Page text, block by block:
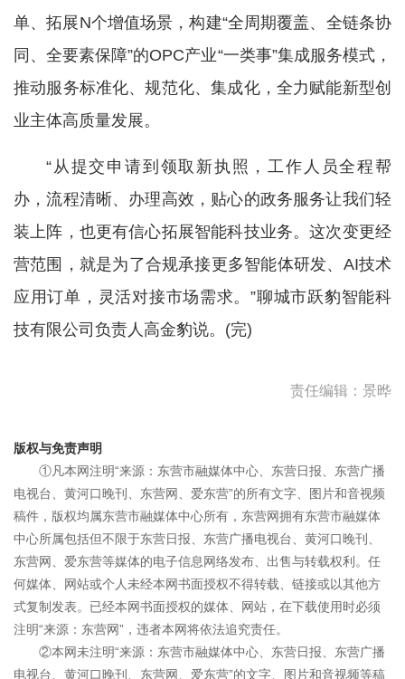
单、拓展N个增值场景，构建“全周期覆盖、全链条协
同、全要素保障”的OPC产业“一类事”集成服务模式，
推动服务标准化、规范化、集成化，全力赋能新型创
业主体高质量发展。
“从提交申请到领取新执照，工作人员全程帮
办，流程清晰、办理高效，贴心的政务服务让我们轻
装上阵，也更有信心拓展智能科技业务。这次变更经
营范围，就是为了合规承接更多智能体研发、AI技术
应用订单，灵活对接市场需求。”聊城市跃豹智能科
技有限公司负责人高金豹说。(完)
责任编辑：景晔
版权与免责声明
①凡本网注明“来源：东营市融媒体中心、东营日报、东营广播
电视台、黄河口晚刊、东营网、爱东营”的所有文字、图片和音视频
稿件，版权均属东营市融媒体中心所有，东营网拥有东营市融媒体
中心所属包括但不限于东营日报、东营广播电视台、黄河口晚刊、
东营网、爱东营等媒体的电子信息网络发布、出售与转载权利。任
何媒体、网站或个人未经本网书面授权不得转载、链接或以其他方
式复制发表。已经本网书面授权的媒体、网站，在下载使用时必须
注明“来源：东营网”，违者本网将依法追究责任。
②本网未注明“来源：东营市融媒体中心、东营日报、东营广播
电视台、黄河口晚刊、东营网、爱东营”的文字、图片和音视频等稿